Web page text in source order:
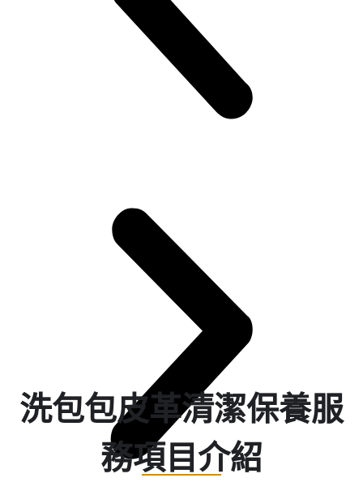
洗包包皮革清潔保養服
務項目介紹